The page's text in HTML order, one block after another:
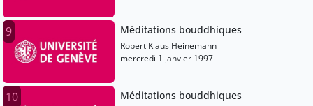
9 Méditations bouddhiques
Robert Klaus Heinemann
mercredi 1 janvier 1997
10 Méditations bouddhiques